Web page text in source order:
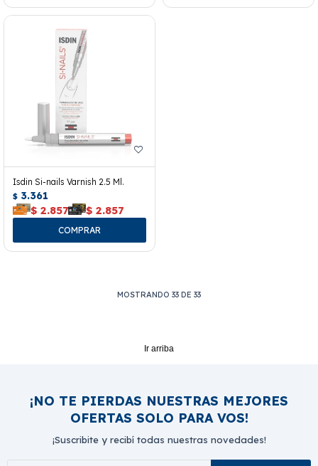
Isdin Si-nails Varnish 2.5 Ml.
$ 3.361
$ 2.857 $ 2.857
MOSTRANDO 33 DE 33
Ir arriba
¡NO TE PIERDAS NUESTRAS MEJORES
OFERTAS SOLO PARA VOS!
¡Suscribite y recibí todas nuestras novedades!